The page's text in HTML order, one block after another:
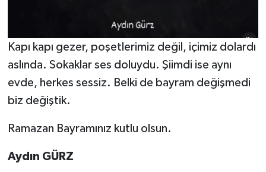
Kapı kapı gezer, poşetlerimiz değil, içimiz dolardı
aslında. Sokaklar ses doluydu. Şiimdi ise aynı
evde, herkes sessiz. Belki de bayram değişmedi
biz değiştik.
Ramazan Bayramınız kutlu olsun.
Aydın GÜRZ